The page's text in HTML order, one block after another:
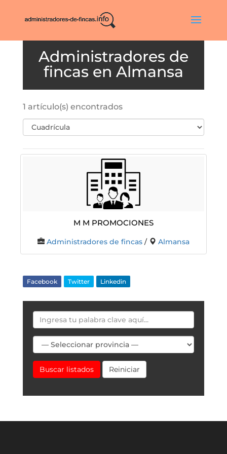
Almansa
1 artículo(s) encontrados
M M Promociones
Administradores de fincas/ Almansa
Facebook Twitter Linkedin
Buscar listados Reiniciar